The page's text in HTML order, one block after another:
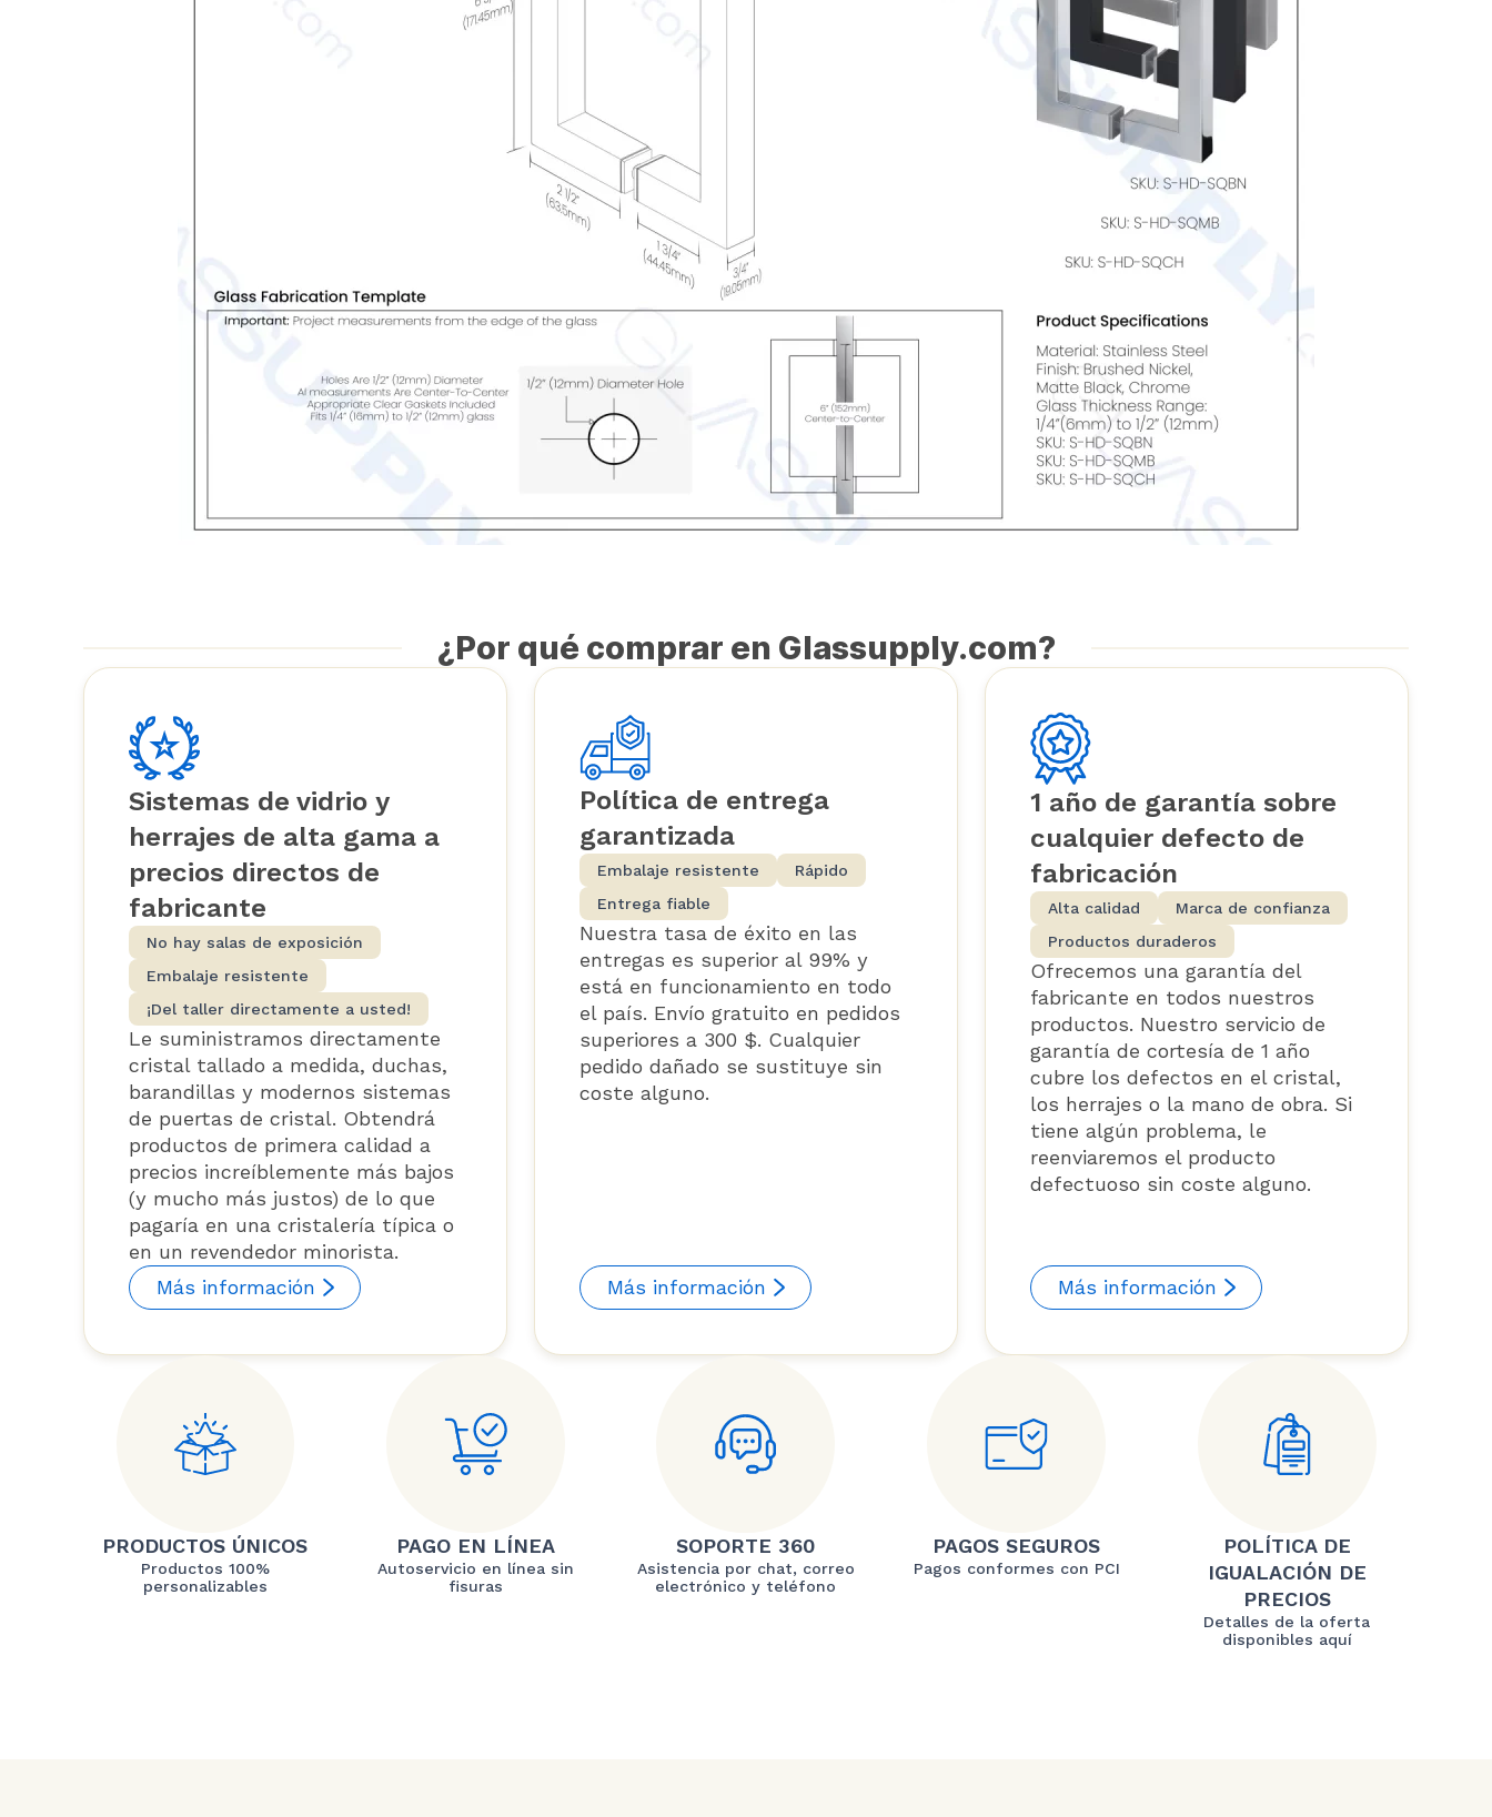
¿Por qué comprar en Glassupply.com?
Sistemas de vidrio y
herrajes de alta gama a
precios directos de
fabricante
No hay salas de exposición
Embalaje resistente
¡Del taller directamente a usted!
Le suministramos directamente
cristal tallado a medida, duchas,
barandillas y modernos sistemas
de puertas de cristal. Obtendrá
productos de primera calidad a
precios increíblemente más bajos
(y mucho más justos) de lo que
pagaría en una cristalería típica o
en un revendedor minorista.
Más información
Política de entrega
garantizada
Embalaje resistente
Rápido
Entrega fiable
Nuestra tasa de éxito en las
entregas es superior al 99% y
está en funcionamiento en todo
el país. Envío gratuito en pedidos
superiores a 300 $. Cualquier
pedido dañado se sustituye sin
coste alguno.
Más información
1 año de garantía sobre
cualquier defecto de
fabricación
Alta calidad
Marca de confianza
Productos duraderos
Ofrecemos una garantía del
fabricante en todos nuestros
productos. Nuestro servicio de
garantía de cortesía de 1 año
cubre los defectos en el cristal,
los herrajes o la mano de obra. Si
tiene algún problema, le
reenviaremos el producto
defectuoso sin coste alguno.
Más información
PRODUCTOS ÚNICOS
Productos 100%
personalizables
PAGO EN LÍNEA
Autoservicio en línea sin
fisuras
SOPORTE 360
Asistencia por chat, correo
electrónico y teléfono
PAGOS SEGUROS
Pagos conformes con PCI
POLÍTICA DE
IGUALACIÓN DE
PRECIOS
Detalles de la oferta
disponibles aquí